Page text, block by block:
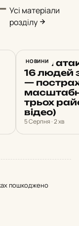
Усі матеріали
розділу
НОВИНИ
Нічна
16 людей
—
трьох
відео)
5 Серпня · 2 хв
пошкоджено